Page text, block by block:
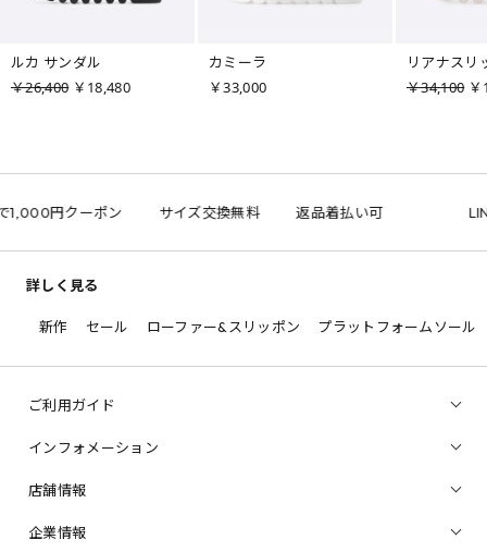
ルカ サンダル
￥26,400 ￥18,480
カミーラ
￥33,000
リアナスリ
￥34,100
円クーポン サイズ交換無料 返品着払い可
詳しく見る
新作 セール ローファー&スリッポン プラットフォームソール
ご利用ガイド
インフォメーション
店舗情報
企業情報